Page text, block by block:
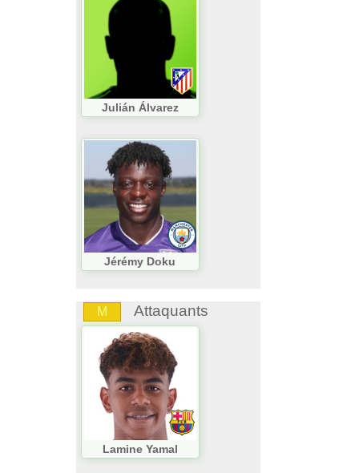
Julián Álvarez
Jérémy Doku
M Attaquants
Lamine Yamal